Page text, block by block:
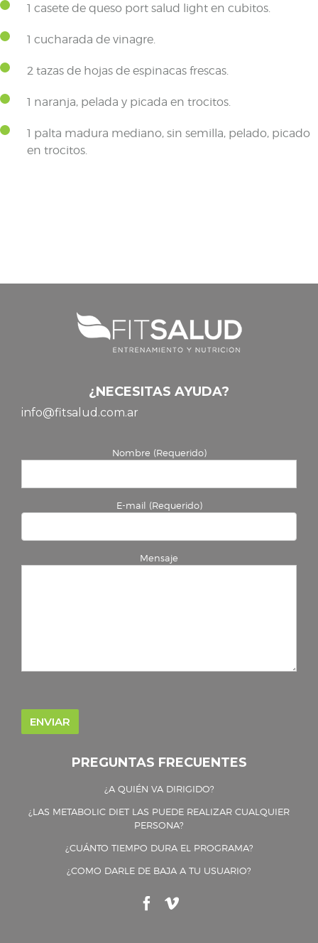
1 casete de queso port salud light en cubitos.
1 cucharada de vinagre.
2 tazas de hojas de espinacas frescas.
1 naranja, pelada y picada en trocitos.
1 palta madura mediano, sin semilla, pelado, picado
en trocitos.
¿NECESITAS AYUDA?
info@fitsalud.com.ar
Nombre (Requerido)
E-mail (Requerido)
Mensaje
PREGUNTAS FRECUENTES
¿A QUIÉN VA DIRIGIDO?
¿LAS METABOLIC DIET LAS PUEDE REALIZAR CUALQUIER
PERSONA?
¿CUÁNTO TIEMPO DURA EL PROGRAMA?
¿COMO DARLE DE BAJA A TU USUARIO?